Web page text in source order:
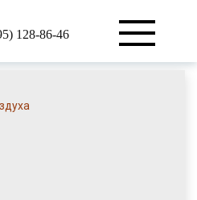
128-86-46